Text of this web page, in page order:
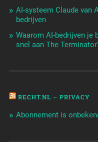
AI-systeem Claude van
bedrijven
Waarom AI-bedrijven je
snel aan The Terminator'
RECHT.NL – PRIVACY
Abonnement is